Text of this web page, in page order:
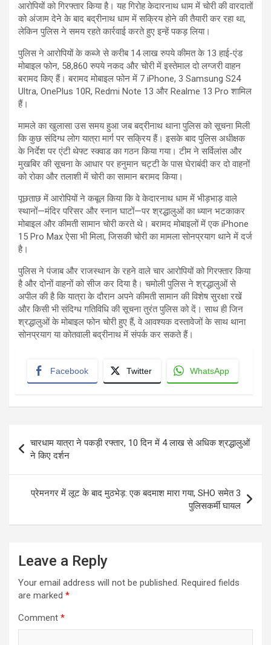
आरोपियों को गिरफ्तार किया है। यह गिरोह केदारनाथ धाम में चोरी की वारदातों
को अंजाम देने के बाद बद्रीनाथ धाम में सक्रिय होने की तैयारी कर रहा था,
लेकिन पुलिस ने समय रहते कार्रवाई करते हुए इन्हें पकड़ लिया।
पुलिस ने आरोपियों के कब्जे से करीब 14 लाख रुपये कीमत के 13 हाई-एंड
मोबाइल फोन, 58,860 रुपये नकद और चोरी में इस्तेमाल दो लग्जरी वाहन
बरामद किए हैं। बरामद मोबाइल फोन में 7 iPhone, 3 Samsung S24
Ultra, OnePlus 10R, Redmi Note 13 और Realme 13 Pro शामिल
हैं।
मामले का खुलासा उस समय हुआ जब बद्रीनाथ थाना पुलिस को सूचना मिली
कि कुछ संदिग्ध लोग यात्रा मार्ग पर सक्रिय हैं। इसके बाद पुलिस अधीक्षक
के निर्देश पर एंटी थेफ्ट स्क्वाड का गठन किया गया। टीम ने सर्विलांस और
मुखबिर की सूचना के आधार पर हनुमान चट्टी के पास घेराबंदी कर दो वाहनों
को रोका और तलाशी में चोरी का सामान बरामद किया।
पूछताछ में आरोपियों ने कबूल किया कि वे केदारनाथ धाम में भीड़भाड़ वाले
स्थानों—मंदिर परिसर और स्नान घाटों—पर श्रद्धालुओं का ध्यान भटकाकर
मोबाइल और कीमती सामान चोरी करते थे। बरामद मोबाइलों में एक iPhone
15 Pro Max ऐसा भी मिला, जिसकी चोरी का मामला सोनप्रयाग थाने में दर्ज
है।
पुलिस ने पंजाब और राजस्थान के रहने वाले चार आरोपियों को गिरफ्तार किया
है और दोनों वाहनों को सीज कर दिया है। चमोली पुलिस ने श्रद्धालुओं से
अपील की है कि यात्रा के दौरान अपने कीमती सामान की विशेष सुरक्षा रखें
और किसी भी संदिग्ध गतिविधि की सूचना तुरंत पुलिस को दें। साथ ही जिन
श्रद्धालुओं के मोबाइल फोन चोरी हुए हैं, वे आवश्यक दस्तावेजों के साथ थाना
सोनप्रयाग या कोतवाली बद्रीनाथ में संपर्क कर सकते हैं।
Facebook Twitter WhatsApp
navigation
चारधाम यात्रा ने पकड़ी रफ्तार, 10 दिन में 4 लाख से अधिक श्रद्धालुओं
ने किए दर्शन
प्रेमनगर में लूट के बाद मुठभेड़: एक बदमाश मारा गया, SHO समेत 3
पुलिसकर्मी घायल
Leave a Reply
Your email address will not be published. Required fields
are marked *
Comment *